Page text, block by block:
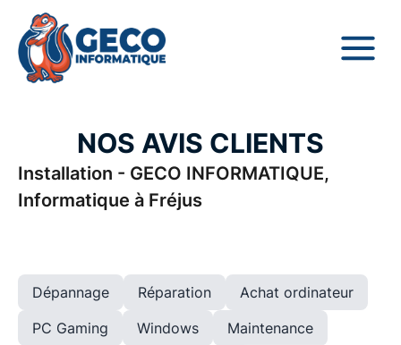
Installation - GECO INFORMATIQUE,
Informatique à Fréjus
NOS AVIS CLIENTS
Dépannage Réparation
Achat ordinateur
PC Gaming
Windows
Maintenance